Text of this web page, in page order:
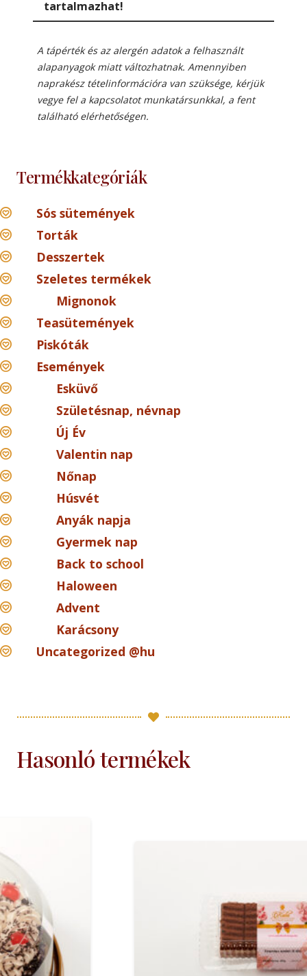
tartalmazhat!
A tápérték és az alergén adatok a felhasznált
alapanyagok miatt változhatnak. Amennyiben
naprakész tételinformációra van szüksége, kérjük
vegye fel a kapcsolatot munkatársunkkal, a fent
található elérhetőségen.
Termékkategóriák
Sós sütemények
Torták
Desszertek
Szeletes termékek
Mignonok
Teasütemények
Piskóták
Események
Esküvő
Születésnap, névnap
Új Év
Valentin nap
Nőnap
Húsvét
Anyák napja
Gyermek nap
Back to school
Haloween
Advent
Karácsony
Uncategorized @hu
Hasonló termékek